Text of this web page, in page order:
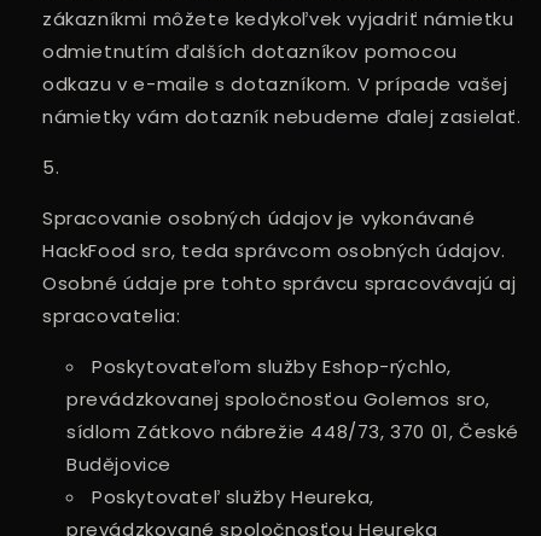
zákazníkmi môžete kedykoľvek vyjadriť námietku
odmietnutím ďalších dotazníkov pomocou
odkazu v e-maile s dotazníkom. V prípade vašej
námietky vám dotazník nebudeme ďalej zasielať.
Spracovanie osobných údajov je vykonávané
HackFood sro, teda správcom osobných údajov.
Osobné údaje pre tohto správcu spracovávajú aj
spracovatelia:
Poskytovateľom služby Eshop-rýchlo,
prevádzkovanej spoločnosťou Golemos sro,
sídlom Zátkovo nábrežie 448/73, 370 01, České
Budějovice
Poskytovateľ služby Heureka,
prevádzkované spoločnosťou Heureka